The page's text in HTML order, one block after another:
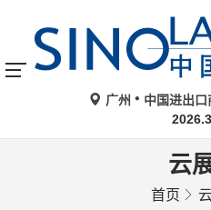
广州
中国进出
云
首页